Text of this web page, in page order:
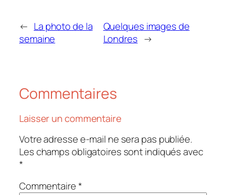
← La photo de la
semaine
Quelques images de
Londres →
Commentaires
Laisser un commentaire
Votre adresse e-mail ne sera pas publiée.
Les champs obligatoires sont indiqués avec
*
Commentaire*